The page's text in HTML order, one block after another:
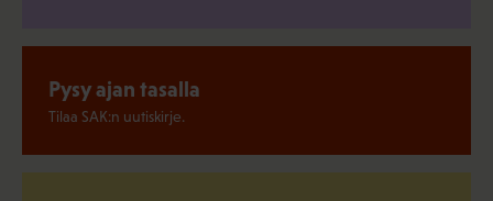
Pysy ajan tasalla
Tilaa SAK:n uutiskirje.